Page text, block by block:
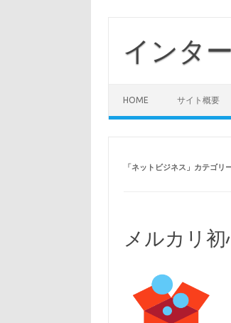
インタ
HOME サイト概要
「ネットビジネス 」カテゴリ
メルカリ